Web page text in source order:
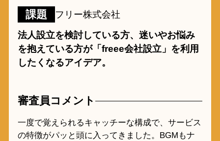
課題 フリー株式会社
法人設立を検討している方、迷いやお悩み
を抱えている方が「freee会社設立」を利用
したくなるアイデア。
審査員コメント
一度で覚えられるキャッチーな構成で、サービス
の特徴がパッと頭に入ってきました。BGMもナ